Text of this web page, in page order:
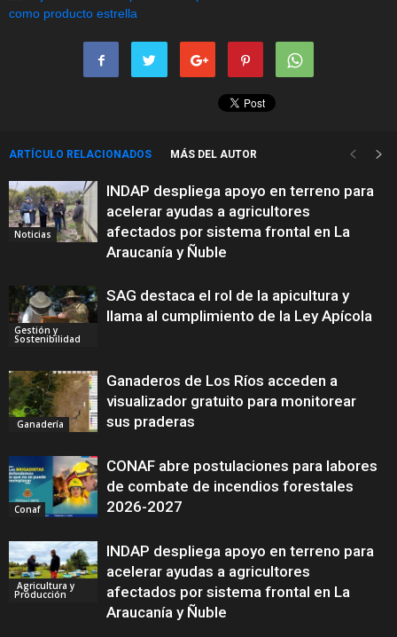
ARTÍCULO RELACIONADOS MÁS DEL AUTOR
Noticias
INDAP despliega apoyo en terreno para
acelerar ayudas a agricultores
afectados por sistema frontal en La
Araucanía y Ñuble
Gestión y
Sostenibilidad
SAG destaca el rol de la apicultura y
llama al cumplimiento de la Ley Apícola
Ganadería
Ganaderos de Los Ríos acceden a
visualizador gratuito para monitorear
sus praderas
Conaf
CONAF abre postulaciones para labores
de combate de incendios forestales
2026-2027
Agricultura y
Producción
INDAP despliega apoyo en terreno para
acelerar ayudas a agricultores
afectados por sistema frontal en La
Araucanía y Ñuble